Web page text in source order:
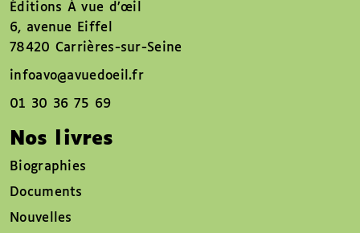
Éditions À vue d’œil
6, avenue Eiffel
78420 Carrières-sur-Seine
infoavo@avuedoeil.fr
01 30 36 75 69
Nos livres
Biographies
Documents
Nouvelles